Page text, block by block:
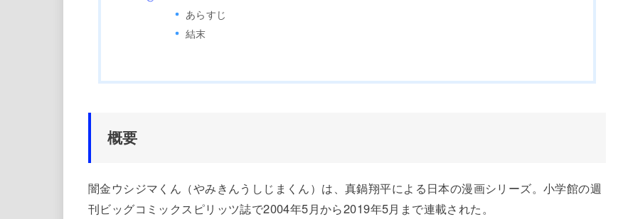
あらすじ
結末
概要
闇金ウシジマくん（やみきんうしじまくん）は、真鍋翔平による日本の漫画シリーズ。小学館の週
刊ビッグコミックスピリッツ誌で2004年5月から2019年5月まで連載された。